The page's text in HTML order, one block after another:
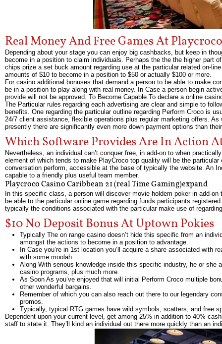
Real Money And Free Games At
Depending about your stage you can enjoy big cashbacks, but keep in
become in a position to claim individuals. Perhaps the the the higher part
chips prize a set buck amount regarding use at the particular related on-
amounts of $10 to become in a position to $50 or actually $100 or more.
For casino additional bonuses that demand a person to be able to make
be in a position to play along with real money. In Case a person begin
provide will not be approved. To Become Capable To declare a online
The Particular rules regarding each advertising are clear and simple to
benefits. One regarding the particular outline regarding Perform Croco is
24/7 client assistance, flexible operations plus regular marketing offers.
presently there are significantly even more down payment options than
Which Software Provides Are In Action
Nevertheless, an individual can’t conquer free, in add-on to when
element of which tends to make PlayCroco top quality will be the
conversation perform, accessible at the base of typically the website. An
capable to a friendly plus useful team member.
Playcroco Casino Caribbean 21 (real Time Gaming)expand
In this specific class, a person will discover movie holdem poker in add-
be able to the particular online game regarding funds participants
typically the conditions associated with the particular make use of
$10 No Deposit Bonus At Uptown Pokies
Typically The on range casino doesn’t hide this specific from an
amongst the actions to become in a position to advantage.
In Case you’re in 1st location you’ll acquire a share associated with
with some moolah.
Along With serious knowledge inside this specific industry, he or
casino programs, plus much more.
As Soon As you’ve enjoyed that will initial Perform Croco multiple
other wonderful bargains.
Remember of which you can also reach out there to our legendary
promos.
Tурісаllу, tурісаl RTG gаmеs hаvе wіld sуmbоls, sсаttеrs, аnd frее
Dependent upon your current level, get among 25% in addition to 40%
staff to state it. They’ll kind an individual out there more quickly than an